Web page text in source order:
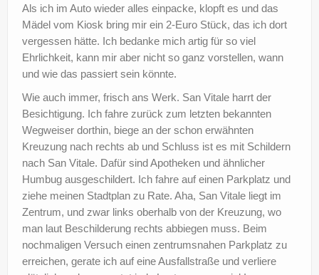
Als ich im Auto wieder alles einpacke, klopft es und das
Mädel vom Kiosk bring mir ein 2-Euro Stück, das ich dort
vergessen hätte. Ich bedanke mich artig für so viel
Ehrlichkeit, kann mir aber nicht so ganz vorstellen, wann
und wie das passiert sein könnte.
Wie auch immer, frisch ans Werk. San Vitale harrt der
Besichtigung. Ich fahre zurück zum letzten bekannten
Wegweiser dorthin, biege an der schon erwähnten
Kreuzung nach rechts ab und Schluss ist es mit Schildern
nach San Vitale. Dafür sind Apotheken und ähnlicher
Humbug ausgeschildert. Ich fahre auf einen Parkplatz und
ziehe meinen Stadtplan zu Rate. Aha, San Vitale liegt im
Zentrum, und zwar links oberhalb von der Kreuzung, wo
man laut Beschilderung rechts abbiegen muss. Beim
nochmaligen Versuch einen zentrumsnahen Parkplatz zu
erreichen, gerate ich auf eine Ausfallstraße und verliere